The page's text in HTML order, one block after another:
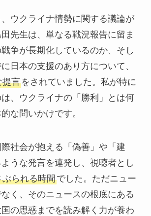
ウクライナ情勢に関する議論が
先生は、単なる戦況報告に留ま
争が長期化しているのか、そし
日本の支援のあり方について、
提言をされていました。私が特に
、ウクライナの「勝利」とは何
な問いかけです。
社会が抱える「偽善」や「建
うな発言を連発し、視聴者とし
られる時間でした。ただニュー
く、そのニュースの根底にある
の思惑までを読み解く力が養わ